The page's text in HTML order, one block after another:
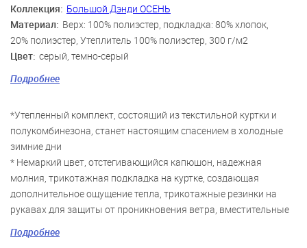
Коллекция: Большой Дэнди ОСЕНЬ
Материал: Верх: 100% полиэстер, подкладка: 80% хлопок,
20% полиэстер, Утеплитель 100% полиэстер, 300 г/м2
Цвет: серый, темно-серый
Пол: Мальчики
Подробнее
*Утепленный комплект, состоящий из текстильной куртки и
полукомбинезона, станет настоящим спасением в холодные
зимние дни
* Немаркий цвет, отстегивающийся капюшон, надежная
молния, трикотажная подкладка на куртке, создающая
дополнительное ощущение тепла, трикотажные резинки на
рукавах для защиты от проникновения ветра, вместительные
подтяжек на полукомбинезоне и резинки на брюках,
Подробнее